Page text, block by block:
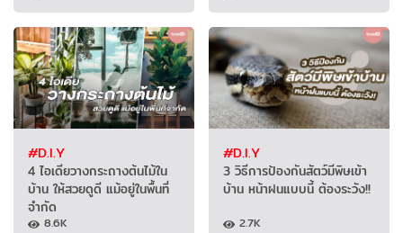
#D.I.Y
4 ไอเดียวางกระถางต้นไม้ใน
บ้าน ให้สวยดูดี แม้อยู่ในพื้นที่
จำกัด
8.6K
#D.I.Y
3 วิธีการป้องกันสัตว์มีพิษเข้า
บ้าน หน้าฝนแบบนี้ ต้องระวัง!!
2.7K